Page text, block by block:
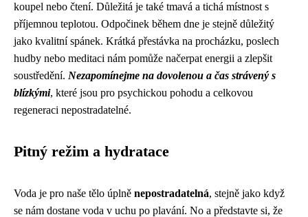
koupel nebo čtení. Důležitá je také tmavá a tichá místnost s
příjemnou teplotou. Odpočinek během dne je stejně důležitý
jako kvalitní spánek. Krátká přestávka na procházku, poslech
hudby nebo meditaci nám pomůže načerpat energii a zlepšit
soustředění. Nezapomínejme na dovolenou a čas strávený s
blízkými, které jsou pro psychickou pohodu a celkovou
regeneraci nepostradatelné.
Pitný režim a hydratace
Voda je pro naše tělo úplně nepostradatelná, stejně jako když
se nám dostane voda v uchu po plavání. No a představte si, že